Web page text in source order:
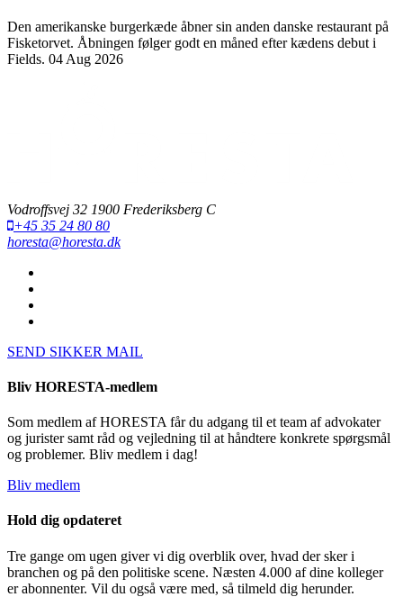
Den amerikanske burgerkæde åbner sin anden danske restaurant på
Fisketorvet. Åbningen følger godt en måned efter kædens debut i
Fields. 04 Aug 2026
Vodroffsvej 32 1900 Frederiksberg C
+45 35 24 80 80
horesta@horesta.dk
SEND SIKKER MAIL
Bliv HORESTA-medlem
Som medlem af HORESTA får du adgang til et team af advokater
og jurister samt råd og vejledning til at håndtere konkrete spørgsmål
og problemer. Bliv medlem i dag!
Bliv medlem
Hold dig opdateret
Tre gange om ugen giver vi dig overblik over, hvad der sker i
branchen og på den politiske scene. Næsten 4.000 af dine kolleger
er abonnenter. Vil du også være med, så tilmeld dig herunder.